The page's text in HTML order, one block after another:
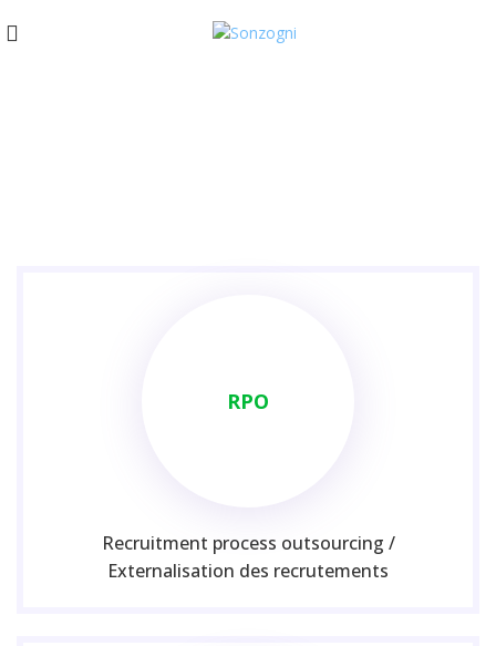
RPO
Recruitment process outsourcing /
Externalisation des recrutements